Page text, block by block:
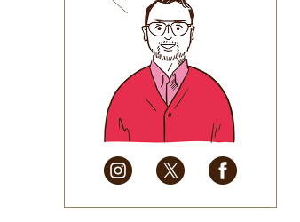
2025年8月(31)
2025年7月(37)
2025年6月(48)
2025年5月
(41)
2025年4月
(32)
2025年3月(31)
2025年2月
(28)
2025年1月
(34)